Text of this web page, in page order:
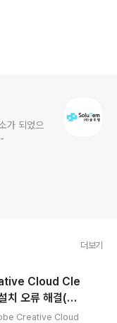
가 되었으
산폰
더보기
Cloud Cle
치 오류 해결(오
Creative Cloud